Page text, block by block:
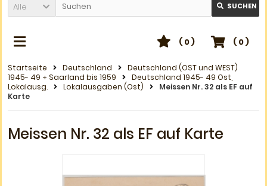
Alle SUCHEN
( 0)
( 0)
Startseite Deutschland
Deutschland (OST und WEST)
1945- 49 + Saarland bis 1959
Deutschland 1945- 49 Ost,
Lokalausg.
Lokalausgaben (Ost)
Meissen Nr. 32 als EF auf
Karte
Meissen Nr. 32 als EF auf Karte